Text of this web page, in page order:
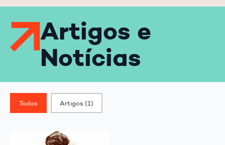
Artigos e
Notícias
Classif. Post
Todos Artigos (1)